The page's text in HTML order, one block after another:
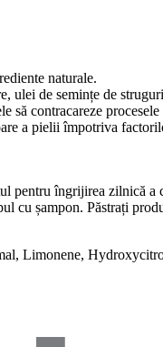
naturale.
ulei de semințe de
contracareze procesele
a pielii împotriva
pentru îngrijirea zilnică
cu șampon. Păstrați
Limonene,